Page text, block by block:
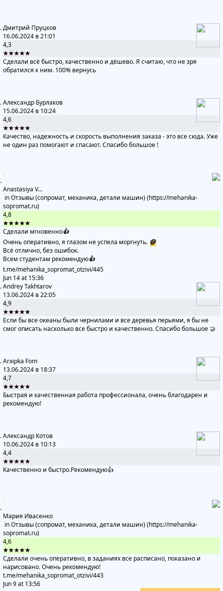
Дмитрий Пруцков
16.06.2024 в 21:01
4,3
★★★★★
Сделали всё быстро, качественно и дёшево. Я считаю, что не зря
обратился к ним. 100% вернусь
Александр Бурлаков
15.06.2024 в 10:24
4,6
★★★★★
Качество, надежность и скорость выполнения заказа - это все сюда. Уже
не один раз помогают и спасают. Спасибо большое !
Anastasiya V...
inОтзывы (сопромат, механика, детали машин) (https://mehanika-
sopromat.ru)
4,8
★★★★★
Сделали мгновенно👍
Очень оперативно, я глазом не успела моргнуть. 😄
Всё отлично, без ошибок.
Всем студентам рекомендую👍
t.me/mehanika_sopromat_otzivi/445
Jun 14 at 15:36
Andrey Takhtarov
13.06.2024 в 22:05
4,9
★★★★★
Если бы все океаны были чернилами и все деревья перьями, я бы не
смог описать насколько все быстро и качественно. Спасибо большое 🤝
Arxipka Fom
13.06.2024 в 18:37
4,7
★★★★★
Быстрая и качественная работа профессионала, очень благодарен и
рекомендую!
Александр Котов
10.06.2024 в 10:13
4,4
★★★★★
Качественно и быстро.Рекомендую👍
Мария Ивасенко
inОтзывы (сопромат, механика, детали машин) (https://mehanika-
sopromat.ru)
4,6
★★★★★
Сделали очень оперативно, в заданиях все расписано, показано и
нарисовано. Очень рекомендую!
t.me/mehanika_sopromat_otzivi/443
Jun 9 at 13:56